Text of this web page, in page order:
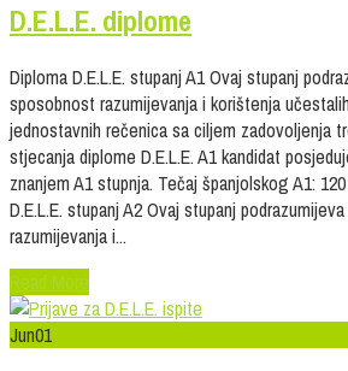
D.E.L.E. diplome
Diploma D.E.L.E. stupanj A1 Ovaj stupanj
sposobnost razumijevanja i korištenja
jednostavnih rečenica sa ciljem zadovoljenja
stjecanja diplome D.E.L.E. A1 kandidat
znanjem A1 stupnja. Tečaj španjolskog A1:
D.E.L.E. stupanj A2 Ovaj stupanj
razumijevanja i...
Read More
Jun01